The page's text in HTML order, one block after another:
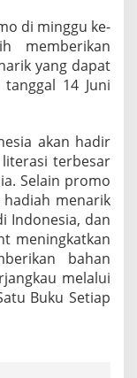
di minggu ke-
memberikan
yang dapat
14 Juni
akan hadir
terbesar
Selain promo
menarik
Indonesia, dan
meningkatkan
bahan
melalui
Buku Setiap